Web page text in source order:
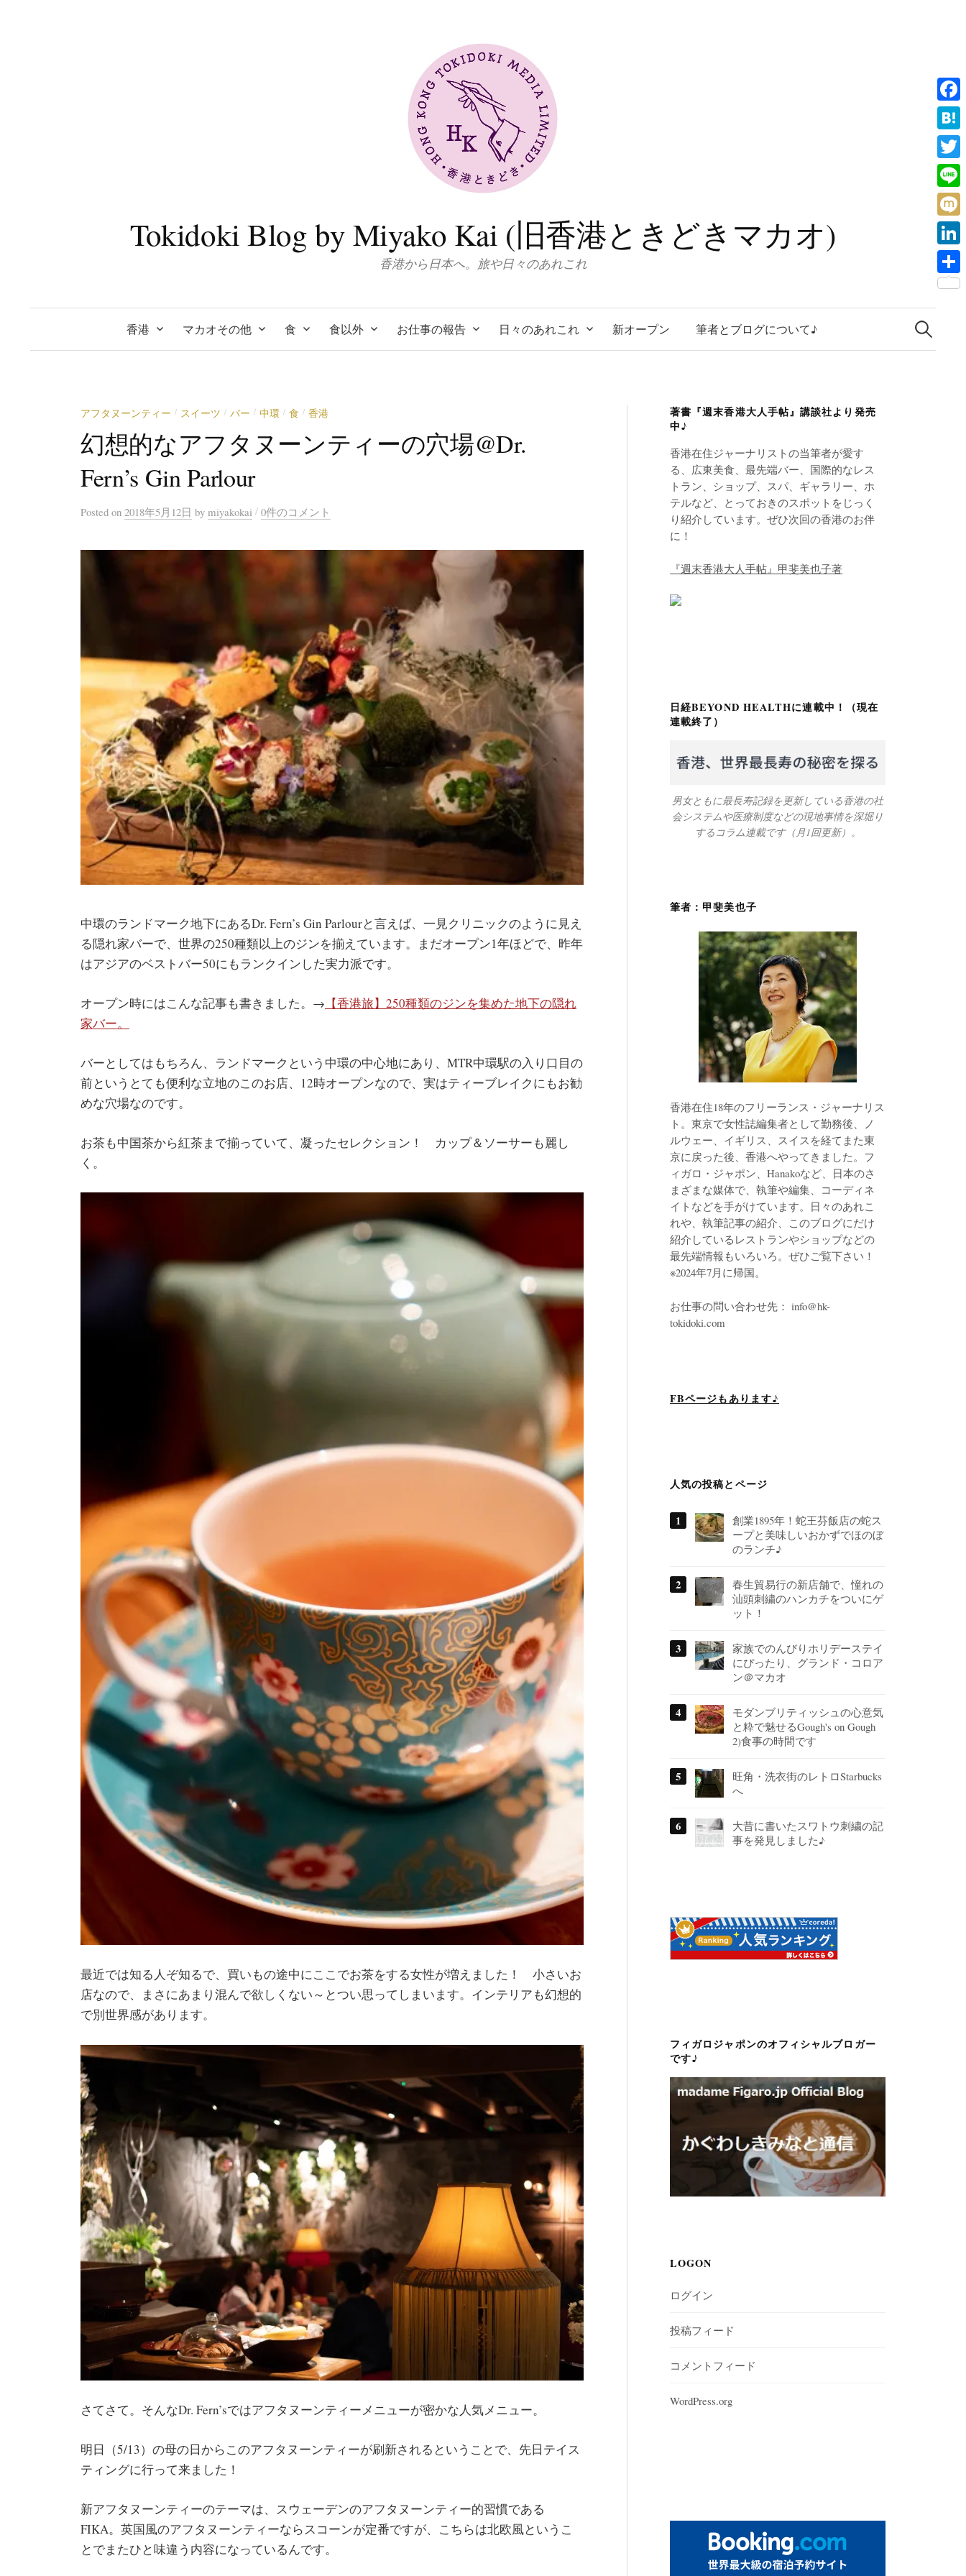
Tokidoki Blog by Miyako Kai (旧香港ときどきマカオ)
香港から日本へ。旅や日々のあれこれ
香港 マカオその他 食 食以外 お仕事の報告 日々のあれこれ 新オープン 筆者とブログについて♪
検
索:
アフタヌーンティー / スイーツ / バー / 中環 / 食 / 香港
幻想的なアフタヌーンティーの穴場@Dr.
Fern’s Gin Parlour
Posted on 2018年5月12日 by miyakokai / 0件のコメント
中環のランドマーク地下にあるDr. Fern’s Gin Parlourと言えば、一見クリニックのように見え
る隠れ家バーで、世界の250種類以上のジンを揃えています。まだオープン1年ほどで、昨年
はアジアのベストバー50にもランクインした実力派です。
オープン時にはこんな記事も書きました。→ 【香港旅】250種類のジンを集めた地下の隠れ
家バー。
バーとしてはもちろん、ランドマークという中環の中心地にあり、MTR中環駅の入り口目の
前というとても便利な立地のこのお店、12時オープンなので、実はティーブレイクにもお勧
めな穴場なのです。
お茶も中国茶から紅茶まで揃っていて、凝ったセレクション！ カップ＆ソーサーも麗し
く。
最近では知る人ぞ知るで、買いもの途中にここでお茶をする女性が増えました！ 小さいお
店なので、まさにあまり混んで欲しくない～とつい思ってしまいます。インテリアも幻想的
で別世界感があります。
さてさて。そんなDr. Fern’sではアフタヌーンティーメニューが密かな人気メニュー。
明日（5/13）の母の日からこのアフタヌーンティーが刷新されるということで、先日テイス
ティングに行って来ました！
新アフタヌーンティーのテーマは、スウェーデンのアフタヌーンティー的習慣である
FIKA。英国風のアフタヌーンティーならスコーンが定番ですが、こちらは北欧風というこ
とでまたひと味違う内容になっているんです。
著書『週末香港大人手帖』講談社より発売
中♪
香港在住ジャーナリストの当筆者が愛す
る、広東美食、最先端バー、国際的なレス
トラン、ショップ、スパ、ギャラリー、ホ
テルなど、とっておきのスポットをじっく
り紹介しています。ぜひ次回の香港のお伴
に！
『週末香港大人手帖』甲斐美也子著
日経BEYOND HEALTHに連載中！（現在
連載終了）
男女ともに最長寿記録を更新している香港の社
会システムや医療制度などの現地事情を深堀り
するコラム連載です（月1回更新）。
筆者：甲斐美也子
香港在住18年のフリーランス・ジャーナリス
ト。東京で女性誌編集者として勤務後、ノ
ルウェー、イギリス、スイスを経てまた東
京に戻った後、香港へやってきました。フ
ィガロ・ジャポン、Hanakoなど、日本のさ
まざまな媒体で、執筆や編集、コーディネ
イトなどを手がけています。日々のあれこ
れや、執筆記事の紹介、このブログにだけ
紹介しているレストランやショップなどの
最先端情報もいろいろ。ぜひご覧下さい！
※2024年7月に帰国。
お仕事の問い合わせ先： info@hk-
tokidoki.com
FBページもあります♪
人気の投稿とページ
創業1895年！蛇王芬飯店の蛇ス
ープと美味しいおかずでほのぼ
のランチ♪
春生貿易行の新店舗で、憧れの
汕頭刺繍のハンカチをついにゲ
ット！
家族でのんびりホリデーステイ
にぴったり、グランド・コロア
ン＠マカオ
モダンブリティッシュの心意気
と粋で魅せるGough's on Gough
2)食事の時間です
旺角・洗衣街のレトロStarbucks
へ
大昔に書いたスワトウ刺繍の記
事を発見しました♪
フィガロジャポンのオフィシャルブロガー
です♪
LOGON
ログイン
投稿フィード
コメントフィード
WordPress.org
F
a
c
e
b
o
o
k
H
a
t
e
n
a
T
w
i
t
e
L
i
n
e
M
i
x
L
i
共